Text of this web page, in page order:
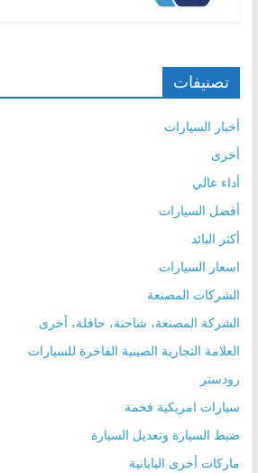
تصنيفات
أخبار السيارات
أخرى
أداء عالي
أفضل السيارات
أكثر البائد
اسعار السيارات
الشركات المصنعة
الشركة المصنعة، شاحنة، حافلة، أخرى
العلامة التجارية الصينية الفاخرة للسيارات
رودستر
سيارات امريكية فخمة
ضبط السيارة وتعديل السيارة
ماركات أخرى اليابانية